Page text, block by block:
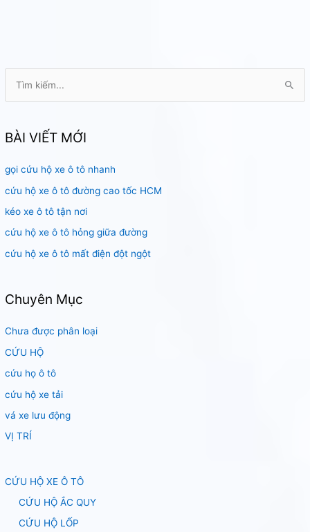
k
ế
m
:
BÀI VIẾT MỚI
gọi cứu hộ xe ô tô nhanh
cứu hộ xe ô tô đường cao tốc HCM
kéo xe ô tô tận nơi
cứu hộ xe ô tô hỏng giữa đường
cứu hộ xe ô tô mất điện đột ngột
Chuyên Mục
Chưa được phân loại
CỨU HỘ
cứu họ ô tô
cứu hộ xe tải
vá xe lưu động
VỊ TRÍ
CỨU HỘ XE Ô TÔ
CỨU HỘ ẮC QUY
CỨU HỘ LỐP